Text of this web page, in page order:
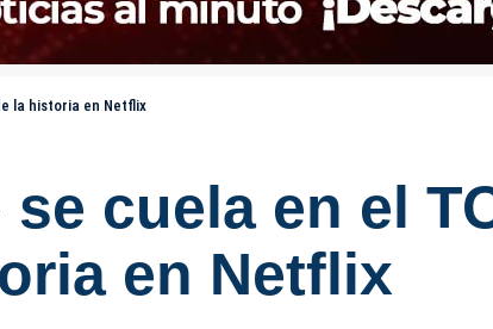
la historia en Netflix
cuela en el
en Netflix